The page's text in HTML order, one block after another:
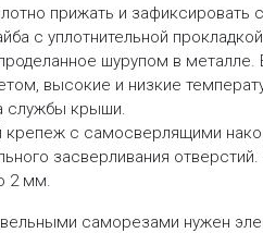
прижать и
с уплотнительной
шурупом в
высокие и низкие
службы крыши.
крепеж с самосверлящими
засверливания
2 мм.
саморезами нужен